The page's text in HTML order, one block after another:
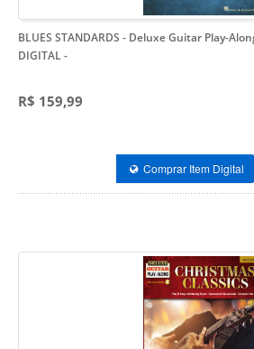
BLUES STANDARDS - Deluxe Guitar Play-
DIGITAL-
R$ 159,99
Comprar Item Digital